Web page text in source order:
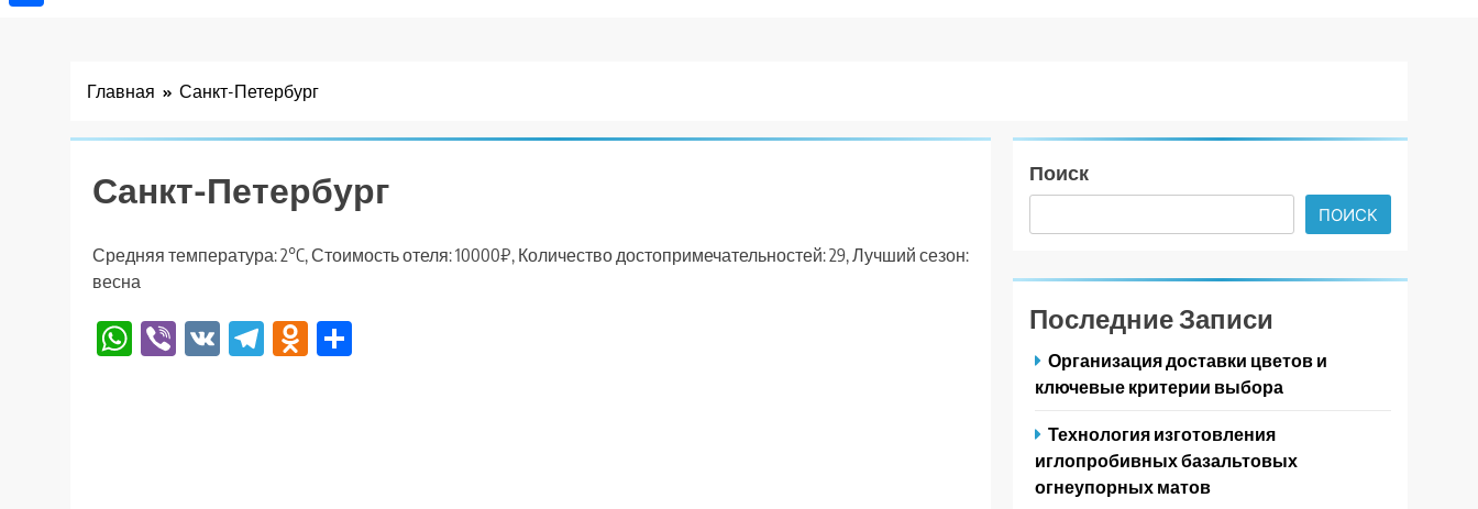
Главная Санкт-Петербург
Санкт-Петербург
Средняя температура: 2°C, Стоимость отеля: 10000₽, Количество достопримечательностей: 29, Лучший сезон:
весна
WhatsApp
Viber
VK TelegramOdnoklassniki
Поиск
ПОИСК
Последние Записи
Организация доставки цветов и
ключевые критерии выбора
Технология изготовления
иглопробивных базальтовых
огнеупорных матов